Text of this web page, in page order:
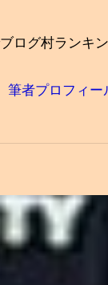
ログ村ランキ
者プロフィー